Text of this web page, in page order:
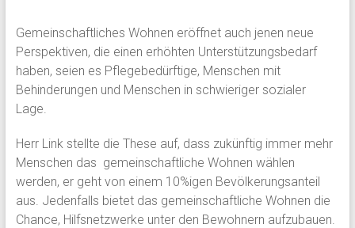
Gemeinschaftliches Wohnen eröffnet auch jenen neue
Perspektiven, die einen erhöhten Unterstützungsbedarf
haben, seien es Pflegebedürftige, Menschen mit
Behinderungen und Menschen in schwieriger sozialer
Lage.
Herr Link stellte die These auf, dass zukünftig immer mehr
Menschen das gemeinschaftliche Wohnen wählen
werden, er geht von einem 10%igen Bevölkerungsanteil
aus. Jedenfalls bietet das gemeinschaftliche Wohnen die
Chance, Hilfsnetzwerke unter den Bewohnern aufzubauen.